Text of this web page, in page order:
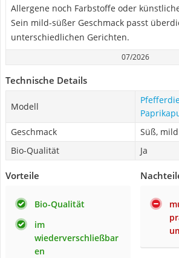
Allergene noch Farbstoffe oder
Sein mild-süßer Geschmack passt
unterschiedlichen Gerichten.
07/2026
Technische Details
Modell
Geschmack
Süß, mild
Bio-Qualität
Ja
Vorteile
Bio-Qualität
im
wiederverschließbar
en